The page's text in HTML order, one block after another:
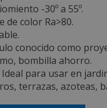
-30º a 55º.
de color Ra>80.
conocido como
bombilla ahorro.
Ideal para usar en
terrazas, azoteas,